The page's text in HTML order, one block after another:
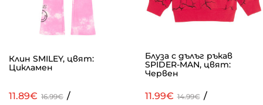
Клин SMILEY, цвят:
Цикламен
11.89€ 16.99€ /
Блуза с дълъг ръкав
SPIDER-MAN, цвят:
Червен
11.99€ 14.99€ /